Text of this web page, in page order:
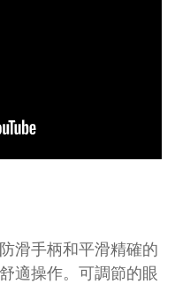
滑手柄和平滑精確的
適操作。可調節的眼